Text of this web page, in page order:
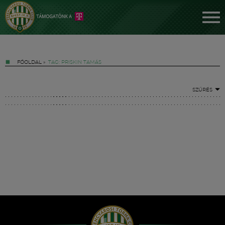
FŐOLDAL » TAG: PRISKIN TAMÁS
SZŰRÉS
Hírek